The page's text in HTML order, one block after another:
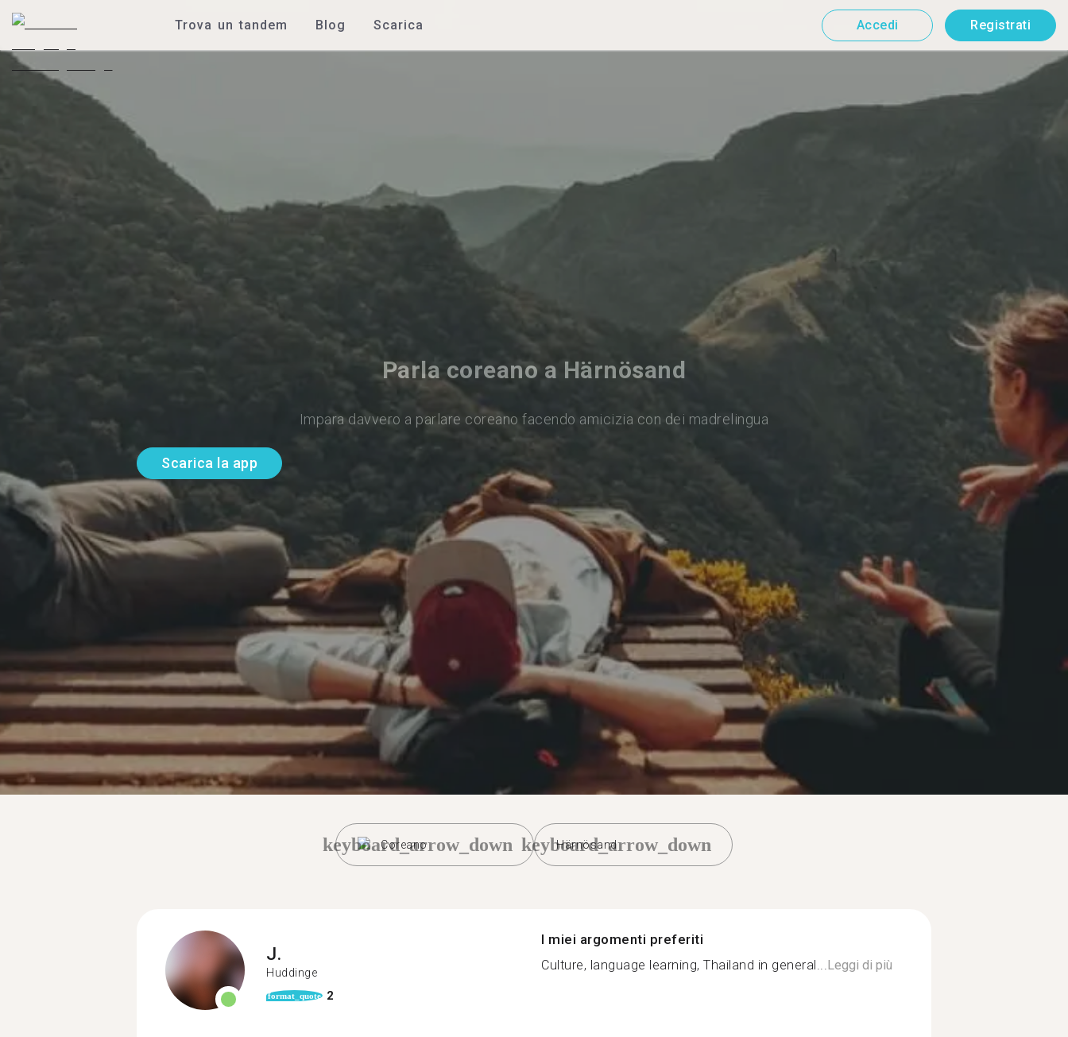
Trova un tandem Blog Scarica Accedi Registrati
Parla coreano a Härnösand
Impara davvero a parlare coreano facendo amicizia con dei madrelingua
Scarica la app
Coreano
keyboard_arrow_down Härnösand
keyboard_arrow_down
J.
Huddinge
format_quote 2
I miei argomenti preferiti
Culture, language learning, Thailand in general...Leggi di più